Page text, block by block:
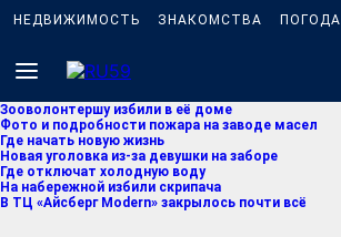
НЕДВИЖИМОСТЬ ЗНАКОМСТВА ПОГОДА
Зооволонтершу избили в её доме
Фото и подробности пожара на заводе масел
Где начать новую жизнь
Новая уголовка из-за девушки на заборе
Где отключат холодную воду
На набережной избили скрипача
В ТЦ «Айсберг Modern» закрылось почти всё